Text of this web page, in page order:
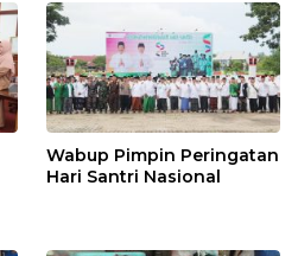
Wabup Pimpin Peringatan
Hari Santri Nasional